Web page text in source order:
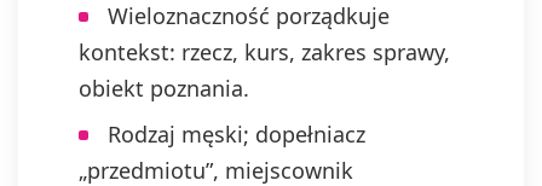
Wieloznaczność porządkuje
kontekst: rzecz, kurs, zakres sprawy,
obiekt poznania.
Rodzaj męski; dopełniacz
„przedmiotu”, miejscownik